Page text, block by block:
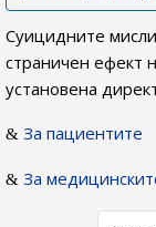
Суицидните
страничен ефект
установена
За пациентите
За